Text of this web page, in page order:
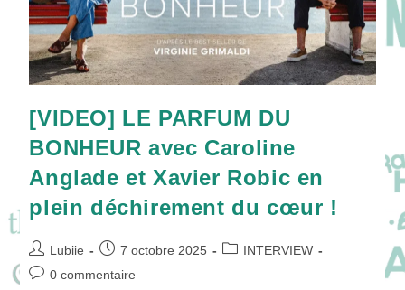
SECRET
ORDER
!
[VIDEO] LE PARFUM DU
BONHEUR avec Caroline
Anglade et Xavier Robic en
plein déchirement du cœur !
Auteur/autrice
de
Lubiie
Publication
publiée :
7 octobre 2025
PostINTERVIEW
Commentaires
0 commentaire